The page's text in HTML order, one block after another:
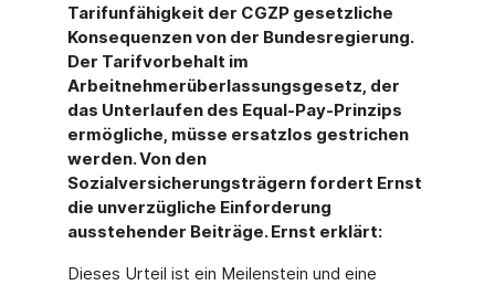
Tarifunfähigkeit der CGZP gesetzliche
Konsequenzen von der Bundesregierung.
Der Tarifvorbehalt im
Arbeitnehmerüberlassungsgesetz, der
das Unterlaufen des Equal-Pay-Prinzips
ermögliche, müsse ersatzlos gestrichen
werden. Von den
Sozialversicherungsträgern fordert Ernst
die unverzügliche Einforderung
ausstehender Beiträge. Ernst erklärt:
Dieses Urteil ist ein Meilenstein und eine